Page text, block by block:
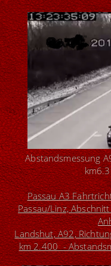
Abstandsmessung
Passau A3
Passau/Linz,
Landshut, A92,
km 2.400 -